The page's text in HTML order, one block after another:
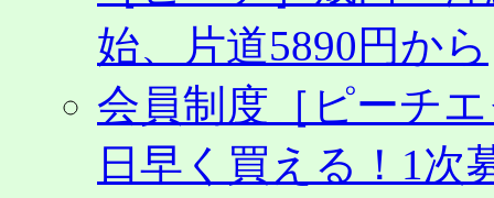
始、片道5890円から
会員制度［ピーチ
日早く買える！1次